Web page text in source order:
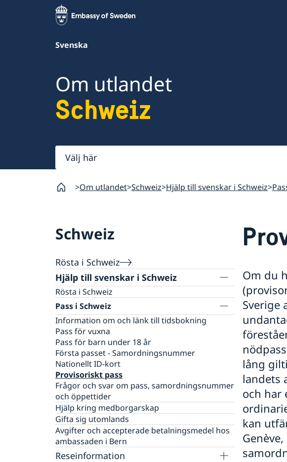
Svenska
Om utlandet
Schweiz
Välj
här
Om utlandet Schweiz Hjälp till svenskar i Schweiz
Schweiz
Rösta i Schweiz
Hjälp till svenskar i Schweiz
Rösta i Schweiz
Pass i Schweiz
Information om och länk till tidsbokning
Pass för vuxna
Pass för barn under 18 år
Första passet - Samordningsnummer
Nationellt ID-kort
Provisoriskt pass
Frågor och svar om pass, samordningsnummer
och öppettider
Hjälp kring medborgarskap
Gifta sig utomlands
Avgifter och accepterade betalningsmedel hos
ambassaden i Bern
Reseinformation
Om du
Sverige
lång
landets
och har
kan